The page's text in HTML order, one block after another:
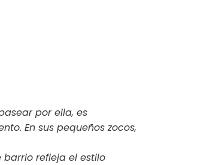
por ella, es
En sus pequeños zocos,
barrio refleja el estilo